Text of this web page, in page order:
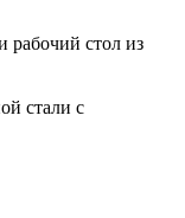
рабочий стол из
стали с